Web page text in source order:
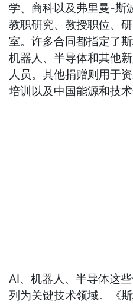
学、商科以及弗里曼-斯
教职研究、教授职位、
室。许多合同都指定了
机器人、半导体和其他
人员。其他捐赠则用于
培训以及中国能源和技
AI、机器人、半导体这
列为关键技术领域。《